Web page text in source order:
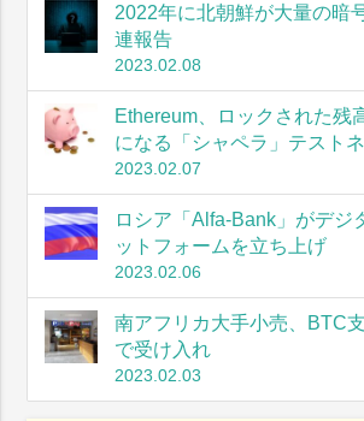
2022年に北朝鮮が大量の暗
連報告
2023.02.08
Ethereum、ロックされた残
になる「シャペラ」テスト
2023.02.07
ロシア「Alfa-Bank」がデジ
ットフォームを立ち上げ
2023.02.06
南アフリカ大手小売、BTC
で受け入れ
2023.02.03